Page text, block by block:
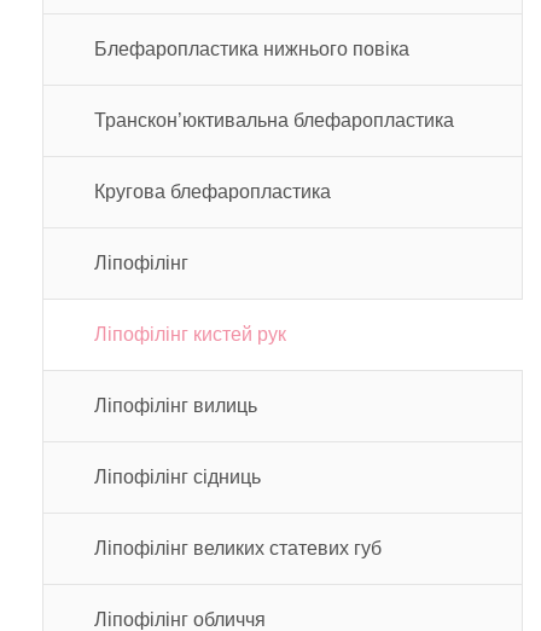
Блефаропластика нижнього повіка
Транскон’юктивальна блефаропластика
Кругова блефаропластика
Ліпофілінг
Ліпофілінг кистей рук
Ліпофілінг вилиць
Ліпофілінг сідниць
Ліпофілінг великих статевих губ
Ліпофілінг обличчя